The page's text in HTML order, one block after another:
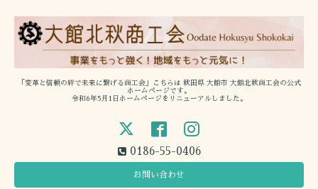
「変革と信頼の絆で未来に繋げる商工会」こちらは 秋田県 大館市 大館北秋商工会の公式
ホームページです。
令和6年5月1日ホームページをリニューアルしました。
0186-55-0406
お問い合わせ